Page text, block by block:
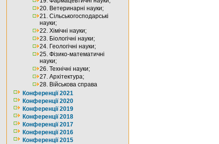
20. Ветеринарні науки;
21. Сільськогосподарські
науки;
22. Хімічні науки;
23. Біологічні науки;
24. Геологічні науки;
25. Фізико-математичні
науки;
26. Технічні науки;
27. Архітектура;
28. Військова справа
Конференції 2021
Конференції 2020
Конференції 2019
Конференції 2018
Конференції 2017
Конференції 2016
Конференції 2015